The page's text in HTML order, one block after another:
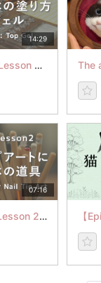
14:29
【Episode 2・Lesson 8】チップの基本の塗り方：トップジェル
07:16
【Episode 1・Lesson 2】ネイルチップアートに必要な基本の道具